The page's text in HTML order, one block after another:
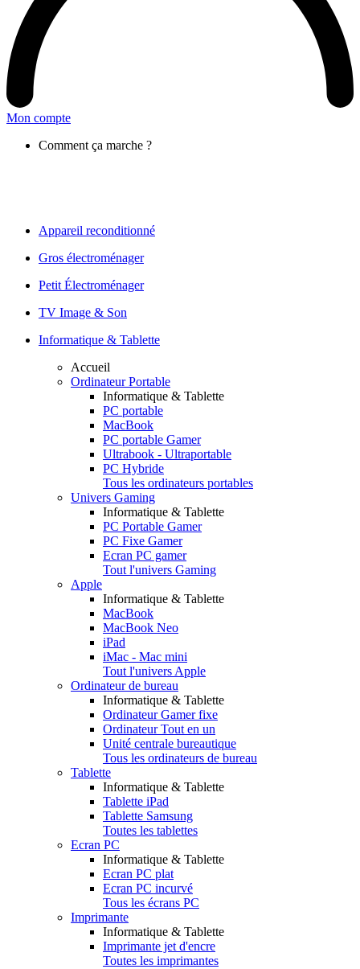
Mon compte
Comment ça marche ?
Appareil reconditionné
Gros électroménager
Petit Électroménager
TV Image & Son
Informatique & Tablette
Accueil
Ordinateur Portable
Informatique & Tablette
PC portable
MacBook
PC portable Gamer
Ultrabook - Ultraportable
PC Hybride
Tous les ordinateurs portables
Univers Gaming
Informatique & Tablette
PC Portable Gamer
PC Fixe Gamer
Ecran PC gamer
Tout l'univers Gaming
Apple
Informatique & Tablette
MacBook
MacBook Neo
iPad
iMac - Mac mini
Tout l'univers Apple
Ordinateur de bureau
Informatique & Tablette
Ordinateur Gamer fixe
Ordinateur Tout en un
Unité centrale bureautique
Tous les ordinateurs de bureau
Tablette
Informatique & Tablette
Tablette iPad
Tablette Samsung
Toutes les tablettes
Ecran PC
Informatique & Tablette
Ecran PC plat
Ecran PC incurvé
Tous les écrans PC
Imprimante
Informatique & Tablette
Imprimante jet d'encre
Toutes les imprimantes